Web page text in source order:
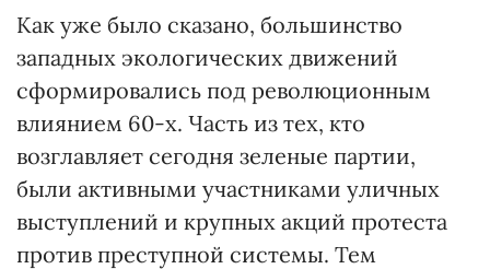
Как уже было сказано, большинство
западных экологических движений
сформировались под революционным
влиянием 60-х. Часть из тех, кто
возглавляет сегодня зеленые партии,
были активными участниками уличных
выступлений и крупных акций протеста
против преступной системы. Тем